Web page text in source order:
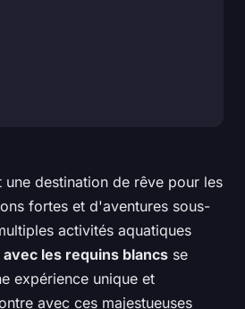
une destination de rêve pour les
fortes et d'aventures sous-
activités aquatiques
les requins blancs se
expérience unique et
avec ces majestueuses